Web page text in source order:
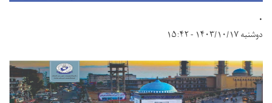
.
دوشنبه ۱۴۰۳/۱۰/۱۷ - ۱۵:۴۲